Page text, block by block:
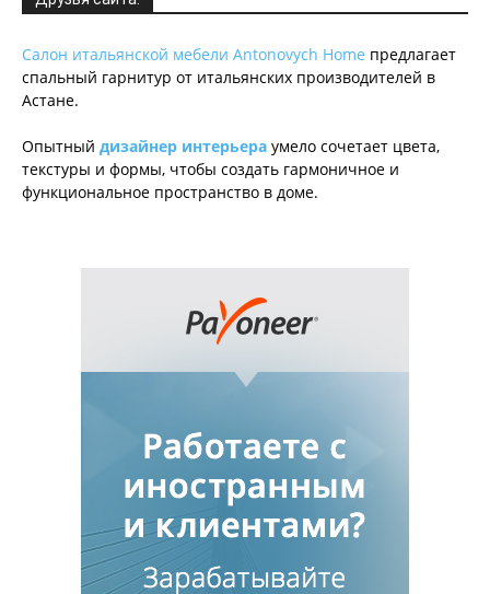
Салон итальянской мебели Antonovych Home предлагает
спальный гарнитур от итальянских производителей в
Астане.
Опытный дизайнер интерьера умело сочетает цвета,
текстуры и формы, чтобы создать гармоничное и
функциональное пространство в доме.